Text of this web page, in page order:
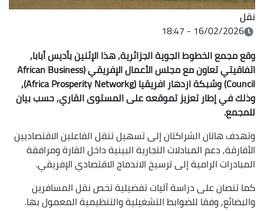
نقل
16/02/2026 - 18:47
وقع مجمع الخطوط الجوية الجزائرية, هذا الإثنين بأديس أبابا,
اتفاقيتي تعاون مع مجلس الأعمال الإفريقي (African Business
Council) وشبكة ازدهار افريقيا (Africa Prosperity Networkg),
وذلك في إطار تعزيز تموقعه على المستوى القاري, حسب بيان
للمجمع.
وتهدف هاتان الشراكتان إلى تسهيل تنقل الفاعلين الاقتصاديين
الأفارقة, دعم المبادلات التجارية البينية داخل القارة ومرافقة
المبادرات الرامية إلى ترسيخ الاندماج الاقتصادي الإفريقي.
كما تنصان على دراسة آليات تفضيلية تخص نقل المسافرين
والبضائع, وفقا للضوابط التشغيلية والتنظيمية المعمول بها.